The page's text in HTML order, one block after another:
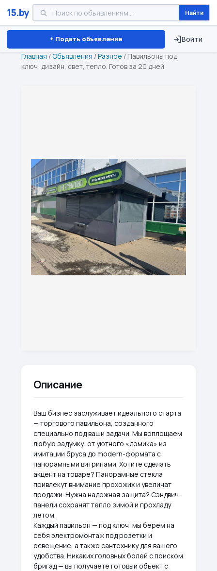
15.by Найти
+ Подать объявление Войти
Минск Витебск Брест ⏱ ТОЛЬКО 15 ДНЕЙ
Главная /Объявления /Разное / Павильоны под
ключ: дизайн, свет, тепло. Готов за 20 дней
Описание
Ваш бизнес заслуживает идеального старта
— торгового павильона, созданного
специально под ваши задачи. Мы воплощаем
любую задумку: от уютного «домика» из
имитации бруса до modern-формата с
панорамными витринами. Хотите сделать
акцент на товаре? Панорамные стекла
привлекут внимание прохожих и увеличат
продажи. Нужна надежная защита? Сэндвич-
панели сохранят тепло зимой и прохладу
летом.
Каждый павильон — под ключ: мы берем на
себя электромонтаж под розетки и
освещение, а также сантехнику для вашего
удобства. Никаких головных болей с поиском
бригад — вы получаете готовый объект с